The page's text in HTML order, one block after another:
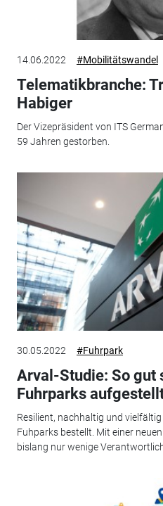
14.06.2022 #Mobilitätswandel
Telematikbranche:
Habiger
Der Vizepräsident von ITS
59 Jahren gestorben.
30.05.2022 #Fuhrpark
Arval-Studie: So gut
Fuhrparks
Resilient, nachhaltig und
Fuhparks bestellt. Mit einer
bislang nur wenige